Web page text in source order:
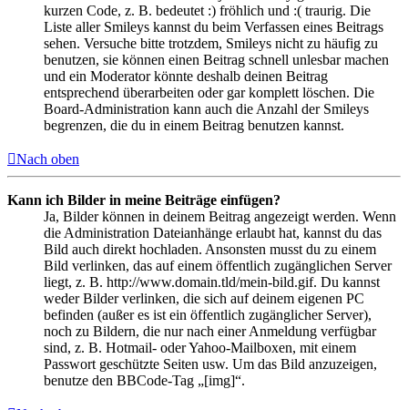
kurzen Code, z. B. bedeutet :) fröhlich und :( traurig. Die
Liste aller Smileys kannst du beim Verfassen eines Beitrags
sehen. Versuche bitte trotzdem, Smileys nicht zu häufig zu
benutzen, sie können einen Beitrag schnell unlesbar machen
und ein Moderator könnte deshalb deinen Beitrag
entsprechend überarbeiten oder gar komplett löschen. Die
Board-Administration kann auch die Anzahl der Smileys
begrenzen, die du in einem Beitrag benutzen kannst.
Nach oben
Kann ich Bilder in meine Beiträge einfügen?
Ja, Bilder können in deinem Beitrag angezeigt werden. Wenn
die Administration Dateianhänge erlaubt hat, kannst du das
Bild auch direkt hochladen. Ansonsten musst du zu einem
Bild verlinken, das auf einem öffentlich zugänglichen Server
liegt, z. B. http://www.domain.tld/mein-bild.gif. Du kannst
weder Bilder verlinken, die sich auf deinem eigenen PC
befinden (außer es ist ein öffentlich zugänglicher Server),
noch zu Bildern, die nur nach einer Anmeldung verfügbar
sind, z. B. Hotmail- oder Yahoo-Mailboxen, mit einem
Passwort geschützte Seiten usw. Um das Bild anzuzeigen,
benutze den BBCode-Tag „[img]“.